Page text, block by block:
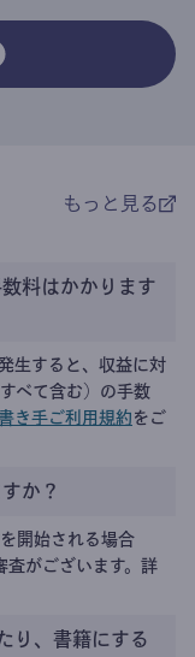
もっと見る
料はかかります
生すると、収益に対
べて含む）の手数
き手ご利用規約 をご
か？
開始される場合
がございます。詳
り、書籍にする